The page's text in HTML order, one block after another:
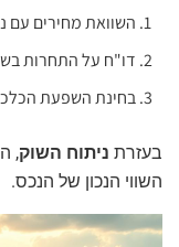
השוואת מחירים עם
דו"ח על התחרות
בחינת השפעת
בעזרת ניתוח השוק,
השווי הנכון של הנכס.